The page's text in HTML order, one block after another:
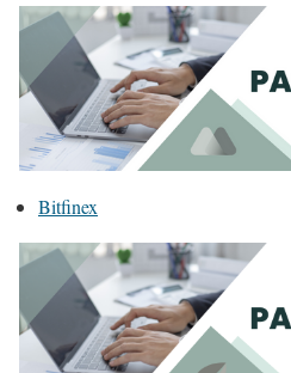
Bitfinex